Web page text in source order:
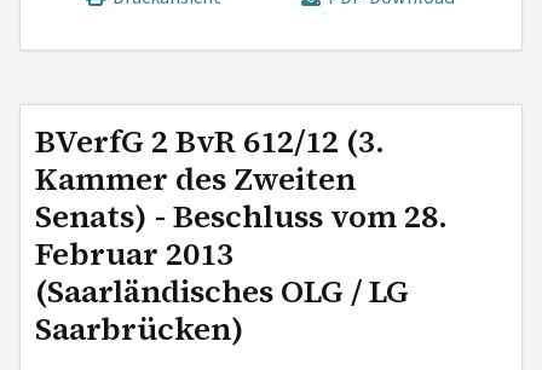
BVerfG 2 BvR 612/12 (3.
Kammer des Zweiten
Senats) - Beschluss vom 28.
Februar 2013
(Saarländisches OLG / LG
Saarbrücken)